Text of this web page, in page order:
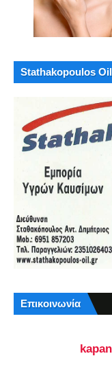
Stathakopoulos Oil
Επικοινωνία